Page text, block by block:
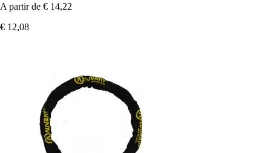
A partir de € 14,22
€ 12,08